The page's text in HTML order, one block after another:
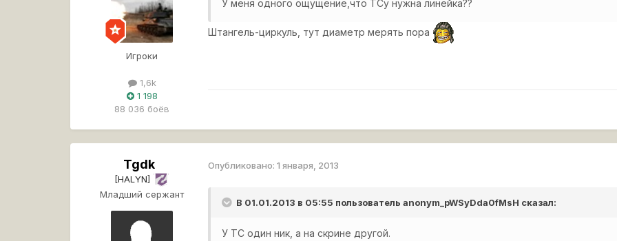
Игроки
1,6k
1 198
88 036 боёв
У меня одного ощущение,что ТСу нужна линейка??
Штангель-циркуль, тут диаметр мерять пора
Tgdk
[HALYN]
Младший сержант
Опубликовано:1 января, 2013
В 01.01.2013 в 05:55 пользовательanonym_pWSyDda0fMsH сказал:
У ТС один ник, а на скрине другой.